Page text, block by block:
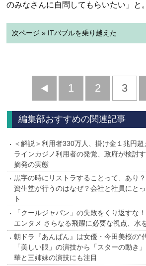
のみなさんに自問してもらいたい」と。
次ページ » ITバブルを乗り越えた
前
へ
1 2 3
編集部おすすめの関連記事
＜解説＞利用者330万人、掛け金１兆円
ラインカジノ利用者の発覚、政府が検討
摘発の実態
黒字の時にリストラすることって、あり
資生堂が行うのはなぜ？会社と社員にと
ト
「クールジャパン」の失敗をくり返すな
エンタメ さらなる飛躍に必要な視点、水
朝ドラ『あんぱん』は女優・今田美桜の“
「美しい眼」の演技から「スターの動き
華と三姉妹の演技にも注目